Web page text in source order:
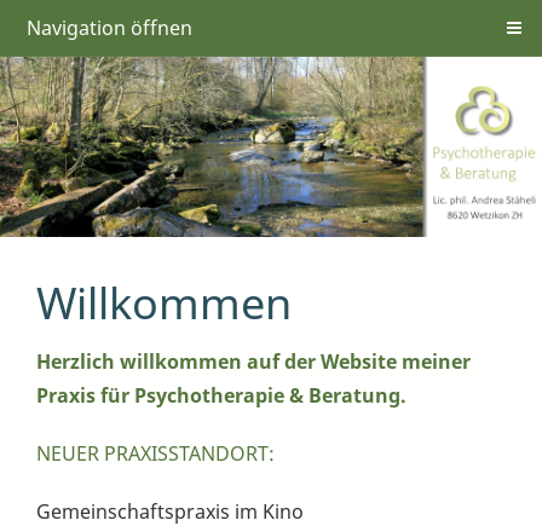
Navigation öffnen
Willkommen
Herzlich willkommen auf der Website meiner
Praxis für Psychotherapie & Beratung.
NEUER PRAXISSTANDORT:
Gemeinschaftspraxis im Kino